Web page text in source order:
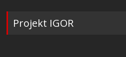
Projekt IGOR